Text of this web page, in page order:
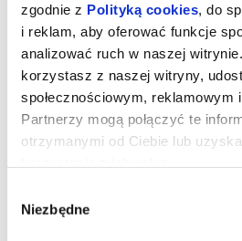
zgodnie z Polityką cookies, do
i reklam, aby oferować funkcje
analizować ruch w naszej
korzystasz z naszej witryny,
społecznościowym, reklamowym
Partnerzy mogą połączyć te
otrzymanymi od Ciebie lub
zgody
Niezbędne
Jacek Kaspszyk - dyrygent
Agneta Eichenholz - sopran
Trzy fragmenty z opery Wozzeck[20']
... przerwa [20']
Gustav Mahler
IX Symfonia D-dur [81']
Bezpieczne zakupy w Bilety24. W